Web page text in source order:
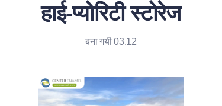
हाई-प्योरिटी स्टोरेज
बना गयी 03.12
समाचार